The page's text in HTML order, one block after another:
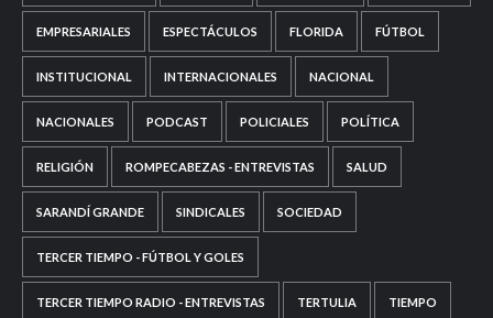
EMPRESARIALES ESPECTÁCULOS FLORIDA FÚTBOL
INSTITUCIONAL INTERNACIONALES NACIONAL
NACIONALES PODCAST POLICIALES POLÍTICA
RELIGIÓN ROMPECABEZAS - ENTREVISTAS SALUD
SARANDÍ GRANDE SINDICALES SOCIEDAD
TERCER TIEMPO - FÚTBOL Y GOLES
TERCER TIEMPO RADIO - ENTREVISTAS TERTULIA TIEMPO